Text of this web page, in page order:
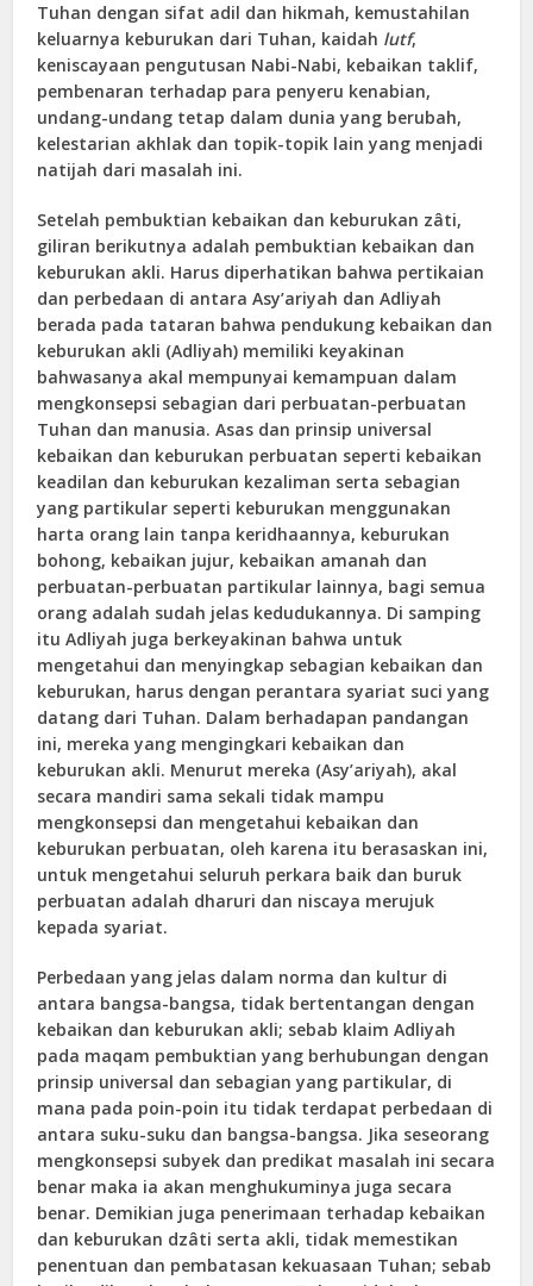
Tuhan dengan sifat adil dan hikmah, kemustahilan
keluarnya keburukan dari Tuhan, kaidah lutf,
keniscayaan pengutusan Nabi-Nabi, kebaikan taklif,
pembenaran terhadap para penyeru kenabian,
undang-undang tetap dalam dunia yang berubah,
kelestarian akhlak dan topik-topik lain yang menjadi
natijah dari masalah ini.
Setelah pembuktian kebaikan dan keburukan zâti,
giliran berikutnya adalah pembuktian kebaikan dan
keburukan akli. Harus diperhatikan bahwa pertikaian
dan perbedaan di antara Asy’ariyah dan Adliyah
berada pada tataran bahwa pendukung kebaikan dan
keburukan akli (Adliyah) memiliki keyakinan
bahwasanya akal mempunyai kemampuan dalam
mengkonsepsi sebagian dari perbuatan-perbuatan
Tuhan dan manusia. Asas dan prinsip universal
kebaikan dan keburukan perbuatan seperti kebaikan
keadilan dan keburukan kezaliman serta sebagian
yang partikular seperti keburukan menggunakan
harta orang lain tanpa keridhaannya, keburukan
bohong, kebaikan jujur, kebaikan amanah dan
perbuatan-perbuatan partikular lainnya, bagi semua
orang adalah sudah jelas kedudukannya. Di samping
itu Adliyah juga berkeyakinan bahwa untuk
mengetahui dan menyingkap sebagian kebaikan dan
keburukan, harus dengan perantara syariat suci yang
datang dari Tuhan. Dalam berhadapan pandangan
ini, mereka yang mengingkari kebaikan dan
keburukan akli. Menurut mereka (Asy’ariyah), akal
secara mandiri sama sekali tidak mampu
mengkonsepsi dan mengetahui kebaikan dan
keburukan perbuatan, oleh karena itu berasaskan ini,
untuk mengetahui seluruh perkara baik dan buruk
perbuatan adalah dharuri dan niscaya merujuk
kepada syariat.
Perbedaan yang jelas dalam norma dan kultur di
antara bangsa-bangsa, tidak bertentangan dengan
kebaikan dan keburukan akli; sebab klaim Adliyah
pada maqam pembuktian yang berhubungan dengan
prinsip universal dan sebagian yang partikular, di
mana pada poin-poin itu tidak terdapat perbedaan di
antara suku-suku dan bangsa-bangsa. Jika seseorang
mengkonsepsi subyek dan predikat masalah ini secara
benar maka ia akan menghukuminya juga secara
benar. Demikian juga penerimaan terhadap kebaikan
dan keburukan dzâti serta akli, tidak memestikan
penentuan dan pembatasan kekuasaan Tuhan; sebab